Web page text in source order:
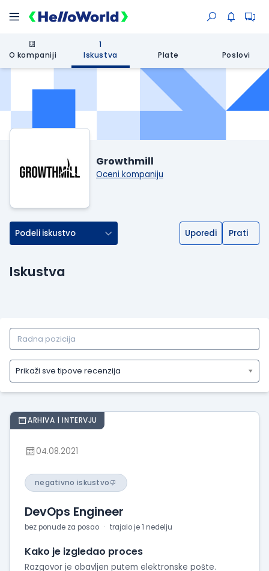
O kompaniji
1
Iskustva
Plate Poslovi
Growthmill
Oceni kompaniju
Podeli iskustvo Uporedi Prati
Iskustva
Prikaži sve tipove recenzija
Prikaži
sve
tipove
recenzija
iskustva
radu
utiske
ARHIVA | INTERVJU
04.08.2021
negativno iskustvo
DevOps Engineer
bez ponude za posao trajalo je 1 nedelju
Kako je izgledao proces
Razgovor je obavljen putem elektronske pošte.